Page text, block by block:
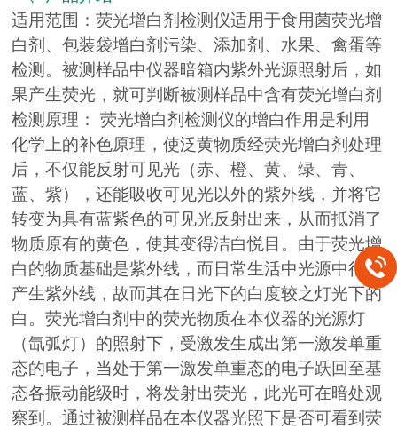
适用范围：荧光增白剂检测仪适用于食用菌荧光增
白剂、包装袋增白剂污染、添加剂、水果、禽蛋等
检测。被测样品中仪器暗箱内紫外光源照射后，如
果产生荧光，就可判断被测样品中含有荧光增白剂
检测原理： 荧光增白剂检测仪的增白作用是利用
化学上的补色原理，使泛黄物质经荧光增白剂处理
后，不仅能反射可见光（赤、橙、黄、绿、青、
蓝、紫），还能吸收可见光以外的紫外线，并将它
转变为具有蓝紫色的可见光反射出来，从而抵消了
物质原有的黄色，使其变得洁白悦目。由于荧光增
白的物质基础是紫外线，而日常生活中光源中很少
产生紫外线，故而其在日光下的白度较之灯光下的
白。荧光增白剂中的荧光物质在本仪器的光源灯
（氙弧灯）的照射下，受激发生成出第一激发单重
态的电子，当处于第一激发单重态的电子跃回至基
态各振动能级时，将发射出荧光，此光可在暗处观
察到。通过被测样品在本仪器光照下是否可看到荧